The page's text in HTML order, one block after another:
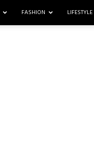
FASHION LIFESTYLE